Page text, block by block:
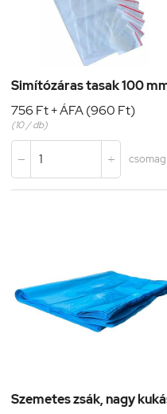
Simítózáras tasak 100
756 Ft + ÁFA (960 Ft)
(10 / db)
  csomag
Szemetes zsák, nagy